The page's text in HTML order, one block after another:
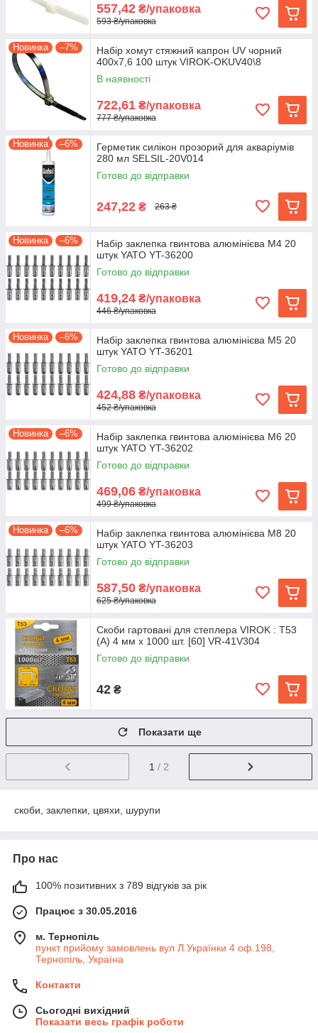
557,42 ₴/упаковка
593 ₴/упаковка
Новинка –7%
Набір хомут стяжний капрон UV чорний
400х7,6 100 штук VIROK-OKUV40\8
В наявності
722,61 ₴/упаковка
777 ₴/упаковка
Новинка –6%
Герметик силікон прозорий для акваріумів
280 мл SELSIL-20V014
Готово до відправки
247,22 ₴ 263 ₴
Новинка –6%
Набір заклепка гвинтова алюмінієва М4 20
штук YATO YT-36200
Готово до відправки
419,24 ₴/упаковка
446 ₴/упаковка
Новинка –6%
Набір заклепка гвинтова алюмінієва М5 20
штук YATO YT-36201
Готово до відправки
424,88 ₴/упаковка
452 ₴/упаковка
Новинка –6%
Набір заклепка гвинтова алюмінієва М6 20
штук YATO YT-36202
Готово до відправки
469,06 ₴/упаковка
499 ₴/упаковка
Новинка –6%
Набір заклепка гвинтова алюмінієва М8 20
штук YATO YT-36203
Готово до відправки
587,50 ₴/упаковка
625 ₴/упаковка
Скоби гартовані для степлера VIROK : Т53
(А) 4 мм х 1000 шт. [60] VR-41V304
Готово до відправки
42 ₴
Показати ще
1 / 2
скоби, заклепки, цвяхи, шурупи
Про нас
100% позитивних з 789 відгуків за рік
Працює з 30.05.2016
м. Тернопіль
пункт прийому замовлень вул Л.Українки 4 оф.198,
Тернопіль, Україна
Контакти
Сьогодні вихідний
Показати весь графік роботи